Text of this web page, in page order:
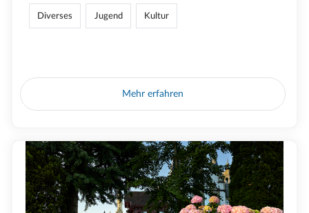
Diverses Jugend Kultur
Mehr erfahren